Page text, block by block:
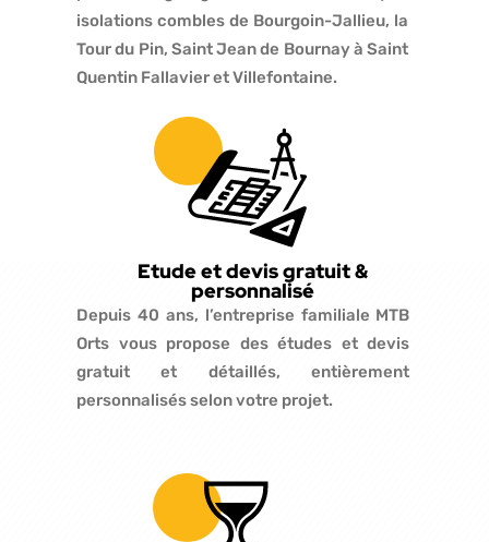
isolations combles de Bourgoin-Jallieu, la
Tour du Pin, Saint Jean de Bournay à Saint
Quentin Fallavier et Villefontaine.
Etude et devis gratuit &
personnalisé
Depuis 40 ans, l’entreprise familiale MTB
Orts vous propose des études et devis
gratuit et détaillés, entièrement
personnalisés selon votre projet.